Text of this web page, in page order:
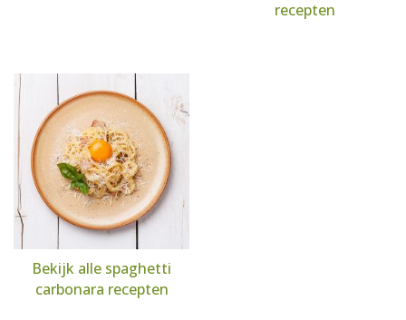
recepten
Bekijk alle spaghetti
carbonara recepten